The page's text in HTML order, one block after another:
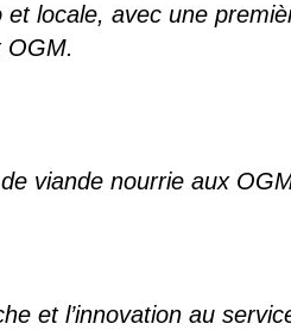
locale, avec une
OGM.
viande nourrie aux
et l’innovation au